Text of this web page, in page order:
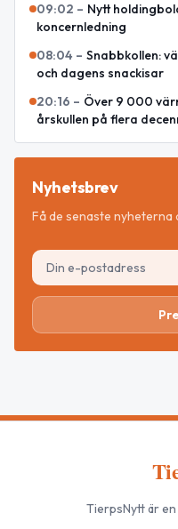
09:02 – Nytt
koncernledning
08:04 – Snabbkollen:
och dagens snackisar
20:16 – Över 9 000
årskullen på flera
Nyhetsbrev
Få de senaste nyheterna
TierpsNyttär en